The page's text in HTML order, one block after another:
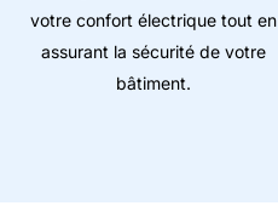
votre confort électrique tout en
assurant la sécurité de votre
bâtiment.